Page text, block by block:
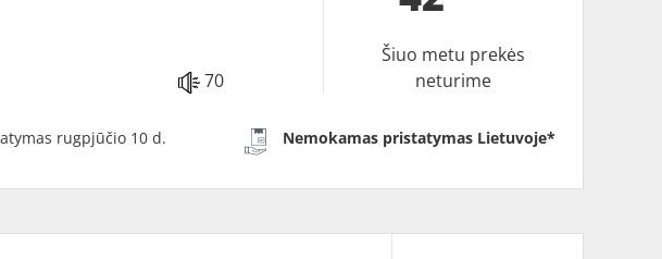
70
Šiuo metu prekės
neturime
rugpjūčio 10 d. Nemokamas pristatymas Lietuvoje*